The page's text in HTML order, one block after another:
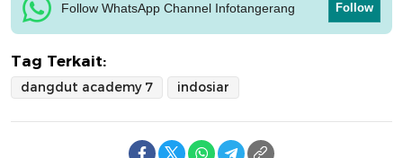
Follow WhatsApp Channel Infotangerang Follow
Tag Terkait:
dangdut academy 7 indosiar